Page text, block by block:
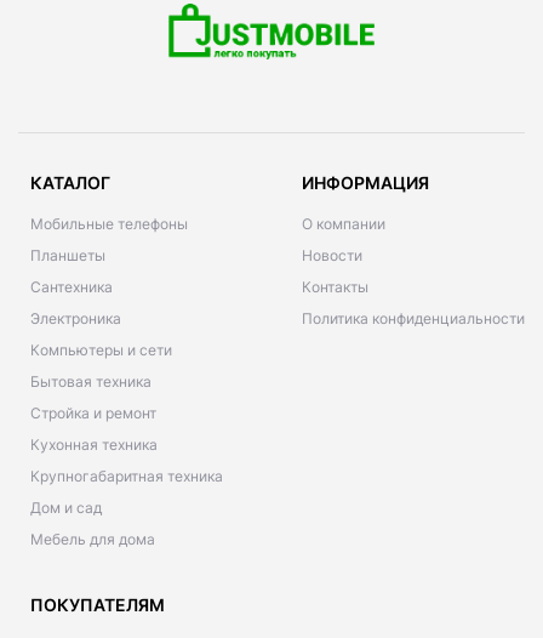
КАТАЛОГ
Мобильные телефоны
Планшеты
Сантехника
Электроника
Компьютеры и сети
Бытовая техника
Стройка и ремонт
Кухонная техника
Крупногабаритная техника
Дом и сад
Мебель для дома
ИНФОРМАЦИЯ
О компании
Новости
Контакты
Политика конфиденциальности
ПОКУПАТЕЛЯМ